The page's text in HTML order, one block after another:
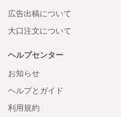
広告出稿について
大口注文について
ヘルプセンター
お知らせ
ヘルプとガイド
利用規約